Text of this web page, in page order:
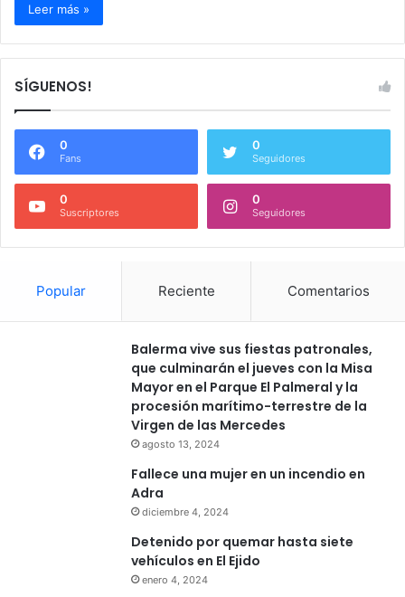
Leer más »
SÍGUENOS!
0
Fans
0
Seguidores
0
Suscriptores
0
Seguidores
Popular Reciente Comentarios
Balerma vive sus fiestas patronales,
que culminarán el jueves con la Misa
Mayor en el Parque El Palmeral y la
procesión marítimo-terrestre de la
Virgen de las Mercedes
agosto 13, 2024
Fallece una mujer en un incendio en
Adra
diciembre 4, 2024
Detenido por quemar hasta siete
vehículos en El Ejido
enero 4, 2024